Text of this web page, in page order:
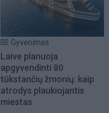
Gyvenimas
Laive planuoja
apgyvendinti 80
tūkstančių žmonių: kaip
atrodys plaukiojantis
miestas